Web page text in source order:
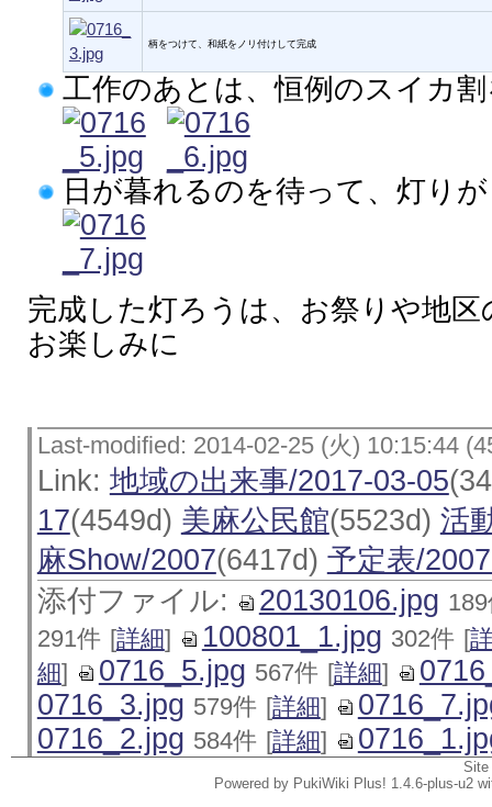
柄をつけて、和紙をノリ付けして完成
工作のあとは、恒例のスイカ
日が暮れるのを待って、灯り
完成した灯ろうは、お祭りや地
お楽しみに
Last-modified: 2014-02-25 (火) 10:15:44
Link: 地域の出来事/2017-03-05
17(4549d) 美麻公民館(5523d) 活
麻Show/2007(6417d) 予定表/
添付ファイル:
20130106.jpg
291件 [詳細] 100801_1.jpg 302件 [
細] 0716_5.jpg 567件 [詳細]
0716_3.jpg 579件 [詳細]
0716_2.jpg 584件 [詳細]
Powered by PukiWiki Plus! 1.4.6-plus-u2